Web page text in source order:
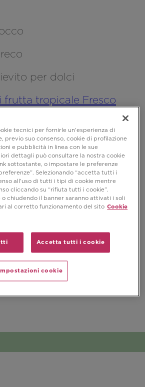
per dolci
frutta tropicale Fresco
tecnici per fornirle un’esperienza di
previo suo consenso, cookie di profilazione
e pubblicità in linea con le sue
dettagli può consultare la nostra cookie
sottostante, o impostare le preferenze
Selezionando “accetta tutti i
all’uso di tutti i tipi di cookie mentre
cliccando su “rifiuta tutti i cookie”.
chiudendo il banner saranno attivati i soli
al corretto funzionamento del sito Cookie
Accetta tutti i cookie
cookie